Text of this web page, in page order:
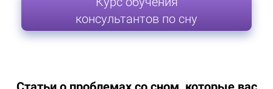
консультантов по сну